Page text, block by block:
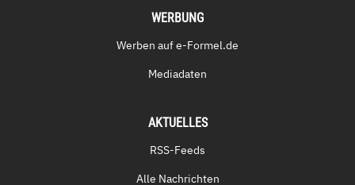
WERBUNG
Werben auf e-Formel.de
Mediadaten
AKTUELLES
RSS-Feeds
Alle Nachrichten